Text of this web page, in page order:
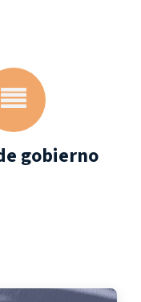
gobierno